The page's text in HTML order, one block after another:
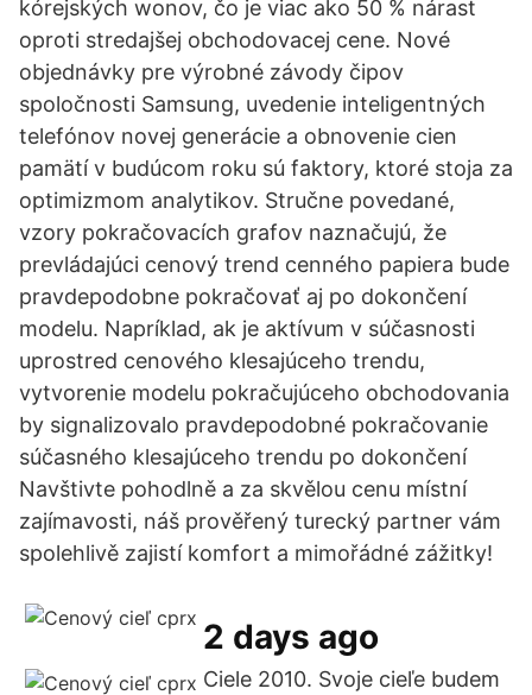
kórejských wonov, čo je viac ako 50 % nárast
oproti stredajšej obchodovacej cene. Nové
objednávky pre výrobné závody čipov
spoločnosti Samsung, uvedenie inteligentných
telefónov novej generácie a obnovenie cien
pamätí v budúcom roku sú faktory, ktoré stoja za
optimizmom analytikov. Stručne povedané,
vzory pokračovacích grafov naznačujú, že
prevládajúci cenový trend cenného papiera bude
pravdepodobne pokračovať aj po dokončení
modelu. Napríklad, ak je aktívum v súčasnosti
uprostred cenového klesajúceho trendu,
vytvorenie modelu pokračujúceho obchodovania
by signalizovalo pravdepodobné pokračovanie
súčasného klesajúceho trendu po dokončení
Navštivte pohodlně a za skvělou cenu místní
zajímavosti, náš prověřený turecký partner vám
spolehlivě zajistí komfort a mimořádné zážitky!
2 days ago
Ciele 2010. Svoje cieľe budem